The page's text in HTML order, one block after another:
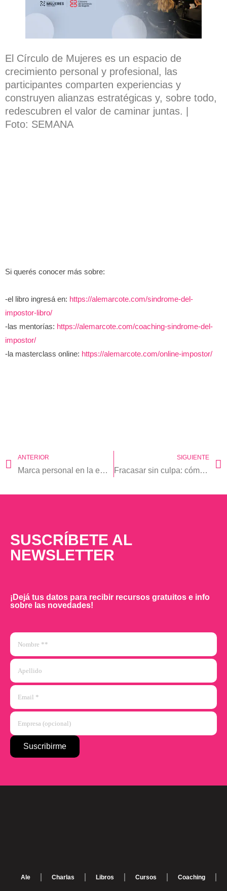
El Círculo de Mujeres es un espacio de
crecimiento personal y profesional, las
participantes comparten experiencias y
construyen alianzas estratégicas y, sobre todo,
redescubren el valor de caminar juntas. |
Foto: SEMANA
Si querés conocer más sobre:
-el libro ingresá en: https://alemarcote.com/sindrome-del-
impostor-libro/
-las mentorías: https://alemarcote.com/coaching-sindrome-del-
impostor/
-la masterclass online: https://alemarcote.com/online-impostor/
ANTERIOR
Marca personal en la empresa.
SIGUIENTE
Fracasar sin culpa: cómo podemos transformar el Síndrome del Impostor (Revista Para Tí)
SUSCRÍBETE AL
NEWSLETTER
¡Dejá tus datos para recibir recursos gratuitos e info
sobre las novedades!
Ale Charlas Libros Cursos Coaching